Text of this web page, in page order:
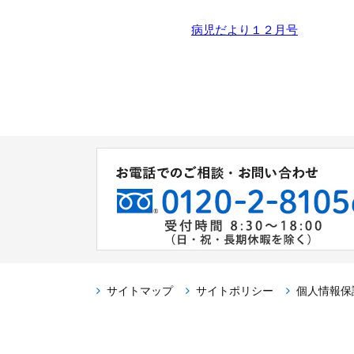
病児だより１２月号
サイトマップ サイトポリシー 個人情報